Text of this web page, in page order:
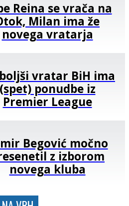
Reina se vrača na
Milan ima že
novega vratarja
vratar BiH ima
(spet) ponudbe iz
Premier League
Begović močno
z izborom
novega kluba